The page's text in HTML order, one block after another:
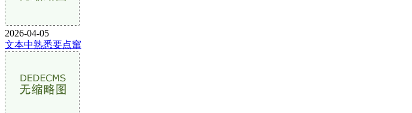
2026-04-05
文本中熟悉要点窜